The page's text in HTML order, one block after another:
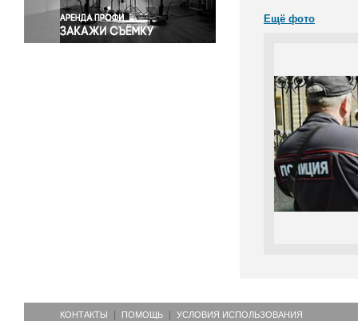
Экономика и бизнес
Ещё фото
КОНТАКТЫ ПОМОЩЬ УСЛОВИЯ ИСПОЛЬЗОВАНИЯ